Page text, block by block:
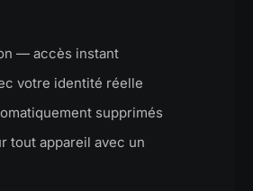
— accès instant
votre identité réelle
supprimés
tout appareil avec un